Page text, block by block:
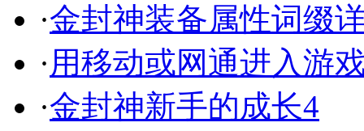
·金封神装备属性词缀
·用移动或网通进入游
·金封神新手的成长4